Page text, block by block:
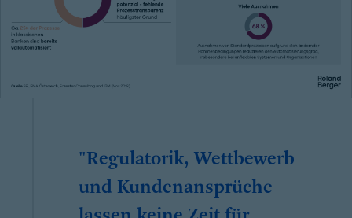
"Regulatorik, Wettbewerb
und Kundenansprüche